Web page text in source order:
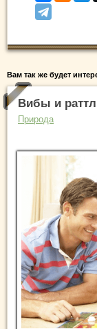
Вам так же будет
Вибы и
Природа